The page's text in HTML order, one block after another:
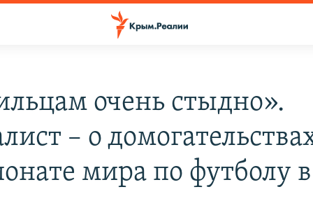
очень стыдно».
– о
мира по футболу в